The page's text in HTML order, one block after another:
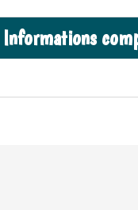
Informations